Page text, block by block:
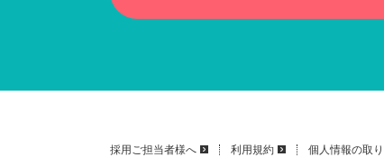
採用ご担当者様へ 利用規約 個人情報の取